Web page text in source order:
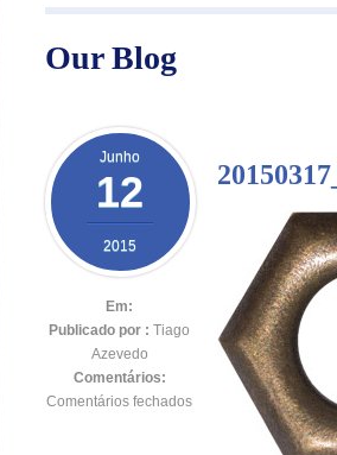
Our Blog
Junho
12
2015
Em:
Publicado por : Tiago
Azevedo
Comentários:
Comentários fechados